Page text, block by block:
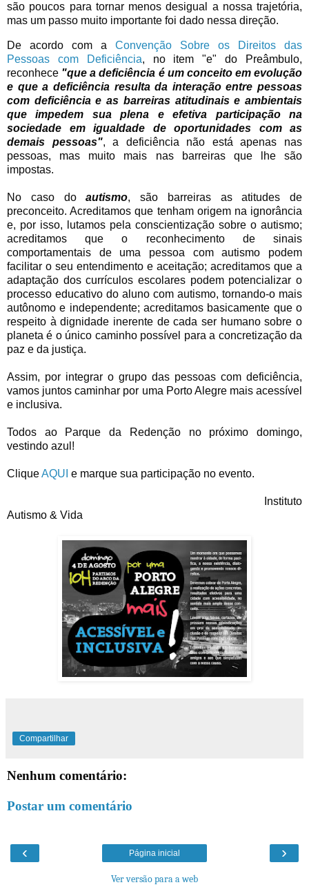
são poucos para tornar menos desigual a nossa trajetória,
mas um passo muito importante foi dado nessa direção.
De acordo com a Convenção Sobre os Direitos das
Pessoas com Deficiência, no item "e" do Preâmbulo,
reconhece "que a deficiência é um conceito em evolução
e que a deficiência resulta da interação entre pessoas
com deficiência e as barreiras atitudinais e ambientais
que impedem sua plena e efetiva participação na
sociedade em igualdade de oportunidades com as
demais pessoas", a deficiência não está apenas nas
pessoas, mas muito mais nas barreiras que lhe são
impostas.
No caso doautismo, são barreiras as atitudes de
preconceito. Acreditamos que tenham origem na ignorância
e, por isso, lutamos pela conscientização sobre o autismo;
acreditamos que o reconhecimento de sinais
comportamentais de uma pessoa com autismo podem
facilitar o seu entendimento e aceitação; acreditamos que a
adaptação dos currículos escolares podem potencializar o
processo educativo do aluno com autismo, tornando-o mais
autônomo e independente; acreditamos basicamente que o
respeito à dignidade inerente de cada ser humano sobre o
planeta é o único caminho possível para a concretização da
paz e da justiça.
Assim, por integrar o grupo das pessoas com deficiência,
vamos juntos caminhar por uma Porto Alegre mais acessível
e inclusiva.
Todos ao Parque da Redenção no próximo domingo,
vestindo azul!
CliqueAQUI e marque sua participação no evento.
Instituto
Autismo & Vida
Compartilhar
Nenhum comentário:
Postar um comentário
‹ ›
Página inicial
Ver versão para a web